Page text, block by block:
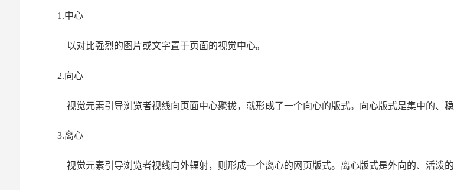
1.中心
以对比强烈的图片或文字置于页面的视觉中心。
2.向心
视觉元素引导浏览者视线向页面中心聚拢，就形成了一个向心的版式。向心版式是集中的、稳
3.离心
视觉元素引导浏览者视线向外辐射，则形成一个离心的网页版式。离心版式是外向的、活泼